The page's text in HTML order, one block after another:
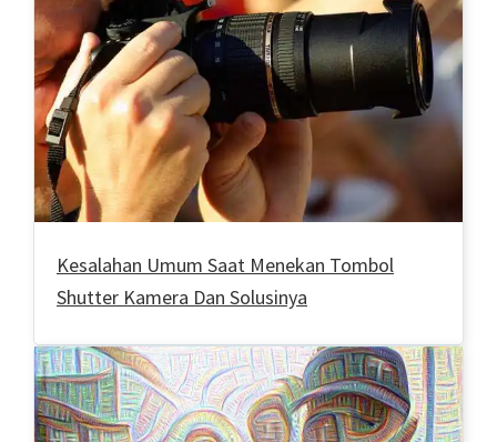
Kesalahan Umum Saat Menekan Tombol
Shutter Kamera Dan Solusinya